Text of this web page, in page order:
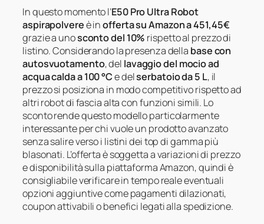
In questo momento l’E50 Pro Ultra Robot
aspirapolvereè inofferta su Amazon a 451,45€
grazie a unosconto del 10% rispetto al prezzo di
listino. Considerando la presenza della base con
autosvuotamento, del lavaggio del mocio ad
acqua calda a 100 °Ce delserbatoio da 5 L, il
prezzo si posiziona in modo competitivo rispetto ad
altri robot di fascia alta con funzioni simili. Lo
sconto rende questo modello particolarmente
interessante per chi vuole un prodotto avanzato
senza salire verso i listini dei top di gamma più
blasonati. L’offerta è soggetta a variazioni di prezzo
e disponibilità sulla piattaforma Amazon, quindi è
consigliabile verificare in tempo reale eventuali
opzioni aggiuntive come pagamenti dilazionati,
coupon attivabili o benefici legati alla spedizione.